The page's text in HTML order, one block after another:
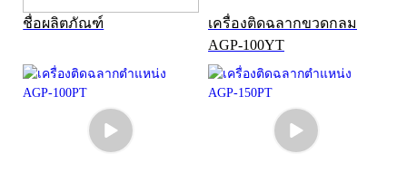
ชื่อผลิตภัณฑ์
เครื่องติดฉลากขวดกลม
AGP-100YT